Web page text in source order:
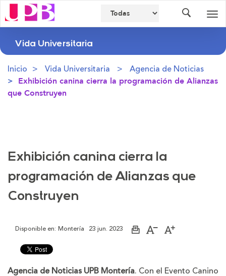
Vida Universitaria
Inicio Vida Universitaria Agencia de Noticias
Exhibición canina cierra la programación de Alianzas
que Construyen
Exhibición canina cierra la
programación de Alianzas que
Construyen
Disponible en: Montería 23 jun. 2023
ImprimirAumentar
letra
Disminuir
letra
Agencia de Noticias UPB Montería. Con el Evento Canino